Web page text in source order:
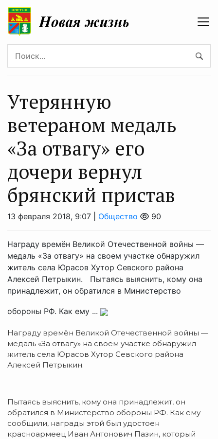
Утерянную
ветераном медаль
«За отвагу» его
дочери вернул
брянский пристав
13 февраля 2018, 9:07 | Общество 90
Награду времён Великой Отечественной войны —
медаль «За отвагу» на своем участке обнаружил
житель села Юрасов Хутор Севского района
Алексей Петрыкин. Пытаясь выяснить, кому она
принадлежит, он обратился в Министерство
обороны РФ. Как ему ...
Награду времён Великой Отечественной войны —
медаль «За отвагу» на своем участке обнаружил
житель села Юрасов Хутор Севского района
Алексей Петрыкин.
Пытаясь выяснить, кому она принадлежит, он
обратился в Министерство обороны РФ. Как ему
сообщили, награды этой был удостоен
красноармеец Иван Антонович Пазин, который